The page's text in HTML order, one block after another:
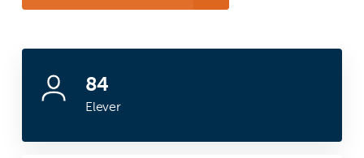
84
Elever